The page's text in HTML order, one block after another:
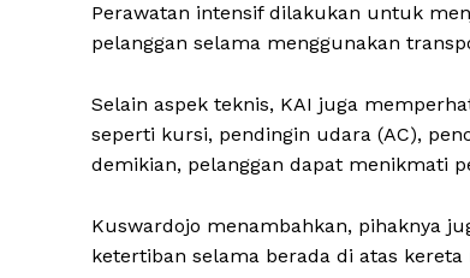
Perawatan intensif dilakukan untuk
pelanggan selama menggunakan
Selain aspek teknis, KAI juga
seperti kursi, pendingin udara (AC),
demikian, pelanggan dapat menikmati
Kuswardojo menambahkan, pihaknya
ketertiban selama berada di atas